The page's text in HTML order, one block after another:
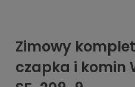
Zimowy
czapka i komin